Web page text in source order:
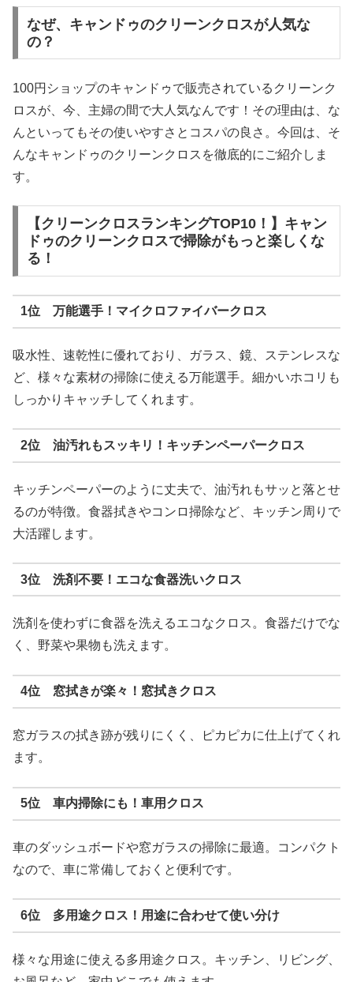
なぜ、キャンドゥのクリーンクロスが人気な
の？
100円ショップのキャンドゥで販売されているクリーンク
ロスが、今、主婦の間で大人気なんです！その理由は、な
んといってもその使いやすさとコスパの良さ。今回は、そ
んなキャンドゥのクリーンクロスを徹底的にご紹介しま
す。
【クリーンクロスランキングTOP10！】キャン
ドゥのクリーンクロスで掃除がもっと楽しくな
る！
1位 万能選手！マイクロファイバークロス
吸水性、速乾性に優れており、ガラス、鏡、ステンレスな
ど、様々な素材の掃除に使える万能選手。細かいホコリも
しっかりキャッチしてくれます。
2位 油汚れもスッキリ！キッチンペーパークロス
キッチンペーパーのように丈夫で、油汚れもサッと落とせ
るのが特徴。食器拭きやコンロ掃除など、キッチン周りで
大活躍します。
3位 洗剤不要！エコな食器洗いクロス
洗剤を使わずに食器を洗えるエコなクロス。食器だけでな
く、野菜や果物も洗えます。
4位 窓拭きが楽々！窓拭きクロス
窓ガラスの拭き跡が残りにくく、ピカピカに仕上げてくれ
ます。
5位 車内掃除にも！車用クロス
車のダッシュボードや窓ガラスの掃除に最適。コンパクト
なので、車に常備しておくと便利です。
6位 多用途クロス！用途に合わせて使い分け
様々な用途に使える多用途クロス。キッチン、リビング、